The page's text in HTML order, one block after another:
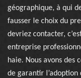
géographique, à qui
fausser le choix du
devriez contacter,
entreprise
haie. Nous avons des
de garantir l’adoption